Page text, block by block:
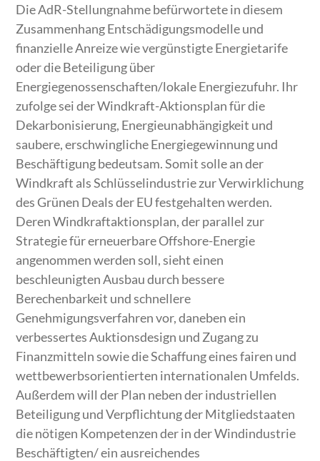
Die AdR-Stellungnahme befürwortete in diesem
Zusammenhang Entschädigungsmodelle und
finanzielle Anreize wie vergünstigte Energietarife
oder die Beteiligung über
Energiegenossenschaften/lokale Energiezufuhr. Ihr
zufolge sei der Windkraft-Aktionsplan für die
Dekarbonisierung, Energieunabhängigkeit und
saubere, erschwingliche Energiegewinnung und
Beschäftigung bedeutsam. Somit solle an der
Windkraft als Schlüsselindustrie zur Verwirklichung
des Grünen Deals der EU festgehalten werden.
Deren Windkraftaktionsplan, der parallel zur
Strategie für erneuerbare Offshore-Energie
angenommen werden soll, sieht einen
beschleunigten Ausbau durch bessere
Berechenbarkeit und schnellere
Genehmigungsverfahren vor, daneben ein
verbessertes Auktionsdesign und Zugang zu
Finanzmitteln sowie die Schaffung eines fairen und
wettbewerbsorientierten internationalen Umfelds.
Außerdem will der Plan neben der industriellen
Beteiligung und Verpflichtung der Mitgliedstaaten
die nötigen Kompetenzen der in der Windindustrie
Beschäftigten/ ein ausreichendes